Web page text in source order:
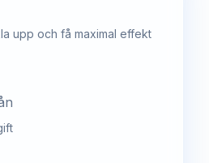
upp och få maximal effekt